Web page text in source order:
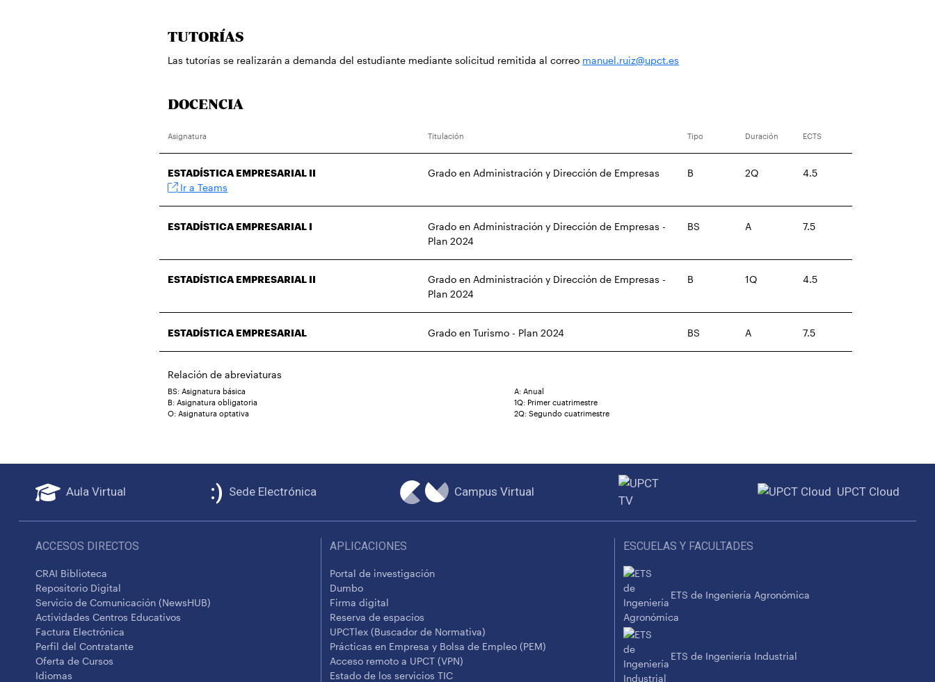
TUTORÍAS
Las tutorías se realizarán a demanda del estudiante mediante solicitud remitida al correo manuel.ruiz@upct.es
DOCENCIA
Asignatura Titulación Tipo Duración ECTS
ESTADÍSTICA EMPRESARIAL II
Ir a Teams
Grado en Administración y Dirección de Empresas B 2Q 4.5
ESTADÍSTICA EMPRESARIAL I
Grado en Administración y Dirección de Empresas -
Plan 2024
BS A 7.5
ESTADÍSTICA EMPRESARIAL II
Grado en Administración y Dirección de Empresas -
Plan 2024
B 1Q 4.5
ESTADÍSTICA EMPRESARIAL Grado en Turismo - Plan 2024 BS A 7.5
Relación de abreviaturas
BS: Asignatura básica
B: Asignatura obligatoria
O: Asignatura optativa
A: Anual
1Q: Primer cuatrimestre
2Q: Segundo cuatrimestre
Aula Virtual Sede Electrónica Campus Virtual UPCT Cloud
ACCESOS DIRECTOS
CRAI Biblioteca
Repositorio Digital
Servicio de Comunicación (NewsHUB)
Actividades Centros Educativos
Factura Electrónica
Perfil del Contratante
Oferta de Cursos
Idiomas
APLICACIONES
Portal de investigación
Dumbo
Firma digital
Reserva de espacios
UPCTlex (Buscador de Normativa)
Prácticas en Empresa y Bolsa de Empleo (PEM)
Acceso remoto a UPCT (VPN)
Estado de los servicios TIC
ESCUELAS Y FACULTADES
ETS de Ingeniería Agronómica
ETS de Ingeniería Industrial